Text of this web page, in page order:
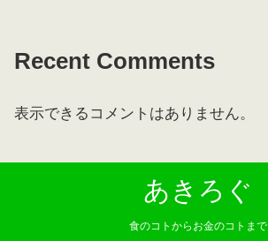
Recent Comments
表示できるコメントはありません。
あきろぐ
食のコトからお金のコトまで